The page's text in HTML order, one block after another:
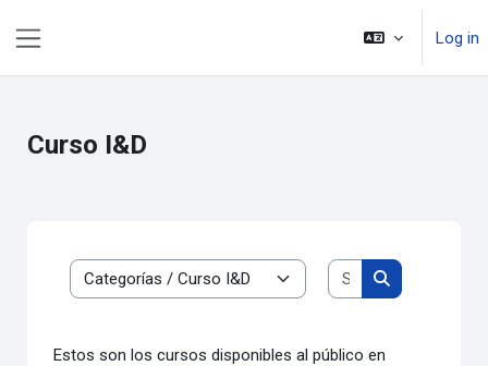
Log in
Curso I&D
Course categories
Search courses
Search
Estos son los cursos disponibles al público en